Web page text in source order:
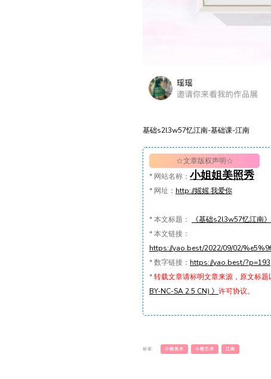
基础s2l3w57忆江南-基础课-江南
☆文章版权声明☆
* 网站名称： 小姐姐美照秀
* 网址： http://媱媱.我爱你
*本文标题：
《基础s2l3w57忆江南》
*本文链接：
https://yao.best/2022/09/02/
*数字链接： https://yao.best/?p=193
*转载文章请标明文章来源，原文标
BY-NC-SA 2.5 CN) 》 许可协议。
标签: 小熊美术 小熊艺术 江南